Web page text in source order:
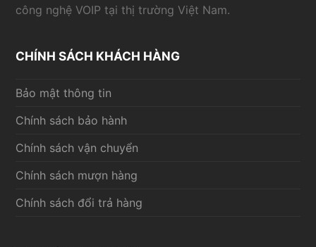
công nghệ VOIP tại thị trường Việt Nam.
CHÍNH SÁCH KHÁCH HÀNG
Bảo mật thông tin
Chính sách bảo hành
Chính sách vận chuyển
Chính sách mượn hàng
Chính sách đổi trả hàng